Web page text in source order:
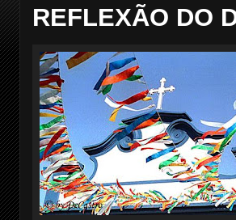
REFLEXÃO DO